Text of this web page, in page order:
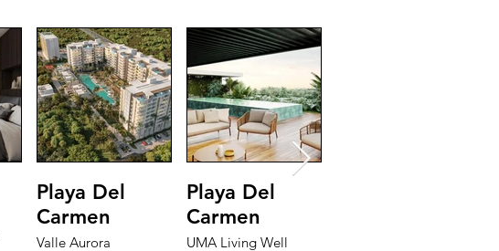
Playa Del
Carmen
Valle Aurora
Playa Del
Carmen
UMA Living Well